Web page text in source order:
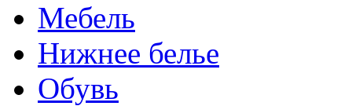
Мебель
Нижнее белье
Обувь